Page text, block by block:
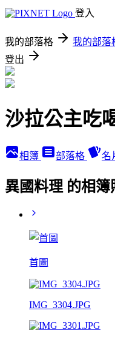
登入
我的部落格 我的部落
登出
沙拉公主吃
相簿 部落格 名
異國料理 的相簿
首圖
IMG_3304.JPG